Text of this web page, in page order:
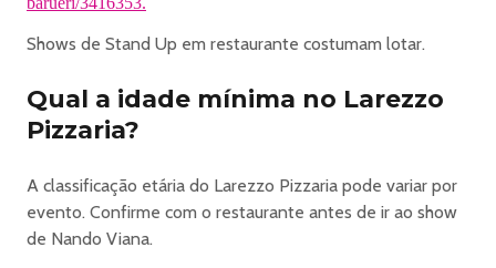
Shows de Stand Up em restaurante costumam lotar.
Qual a idade mínima no Larezzo
Pizzaria?
A classificação etária do Larezzo Pizzaria pode variar por
evento. Confirme com o restaurante antes de ir ao show
de Nando Viana.